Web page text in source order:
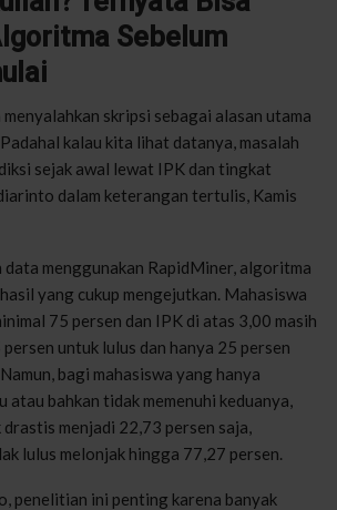
Sebelum
menyalahkan skripsi sebagai alasan utama
kalau kita lihat datanya, masalah
sejak awal lewat IPK dan tingkat
dalam keterangan tertulis, Kamis
menggunakan RapidMiner, algoritma
yang cukup mengejutkan. Mahasiswa
75 persen dan IPK di atas 3,00 masih
untuk lulus dan hanya 25 persen
bagi mahasiswa yang hanya
atau bahkan tidak memenuhi keduanya,
menjadi 22,73 persen saja,
lulus melonjak hingga 77,27 persen.
penelitian ini penting karena banyak